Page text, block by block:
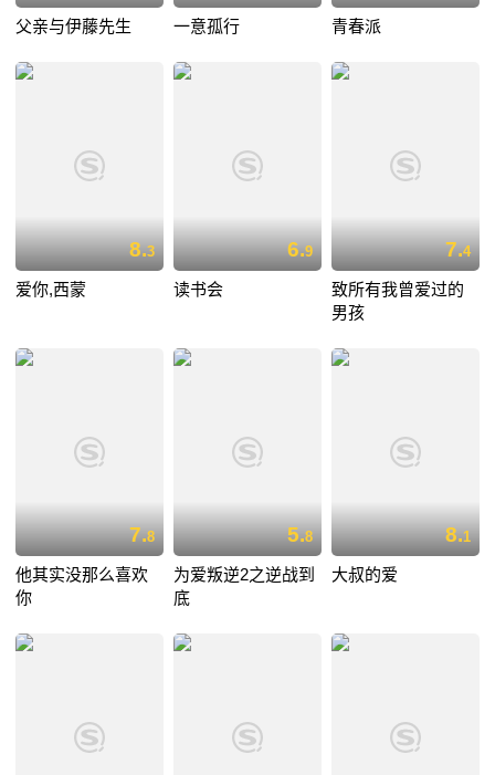
父亲与伊藤先生 一意孤行 青春派
8.3
爱你,西蒙
6.9
读书会
7.4
致所有我曾爱过的
男孩
7.8
他其实没那么喜欢
你
5.8
为爱叛逆2之逆战到
底
8.1
大叔的爱